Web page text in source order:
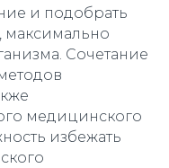
и подобрать
максимально
Сочетание
медицинского
избежать